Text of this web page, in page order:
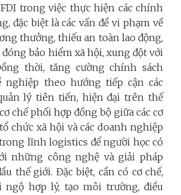
trong việc thực hiện các chính
đặc biệt là các vấn đề vi phạm về
thưởng, thiếu an toàn lao động,
bảo hiểm xã hội, xung đột với
thời, tăng cường chính sách
nghiệp theo hướng tiếp cận các
lý tiên tiến, hiện đại trên thế
chế phối hợp đồng bộ giữa các cơ
chức xã hội và các doanh nghiệp
lĩnh logistics để người học có
những công nghệ và giải pháp
thế giới. Đặc biệt, cần có cơ chế,
ngộ hợp lý, tạo môi trường, điều